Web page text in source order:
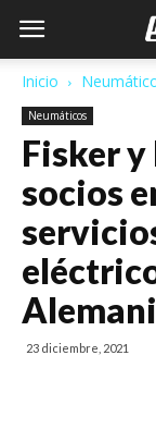
Inicio
Neumáticos
Fisker
socios
23 diciembre, 2021